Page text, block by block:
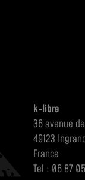
k-libre
36 avenue
49123
France
Tel : 06 87